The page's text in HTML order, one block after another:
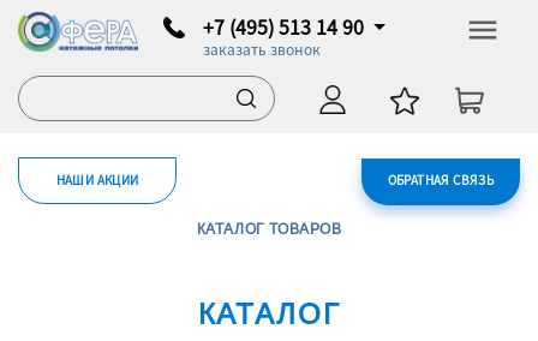
+7 (495) 513 14 90
заказать звонок
ОБРАТНАЯ СВЯЗЬ
НАШИ АКЦИИ
КАТАЛОГ ТОВАРОВ
КАТАЛОГ